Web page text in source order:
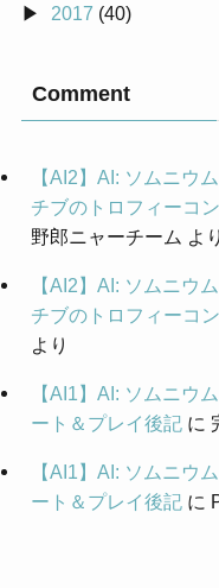
2017 (40)
Comment
【AI2】AI: ソムニウ
チブのトロフィーコ
野郎ニャーチーム より
【AI2】AI: ソムニウ
チブのトロフィーコ
より
【AI1】AI: ソムニウ
ート＆プレイ後記に
【AI1】AI: ソムニウ
ート＆プレイ後記に